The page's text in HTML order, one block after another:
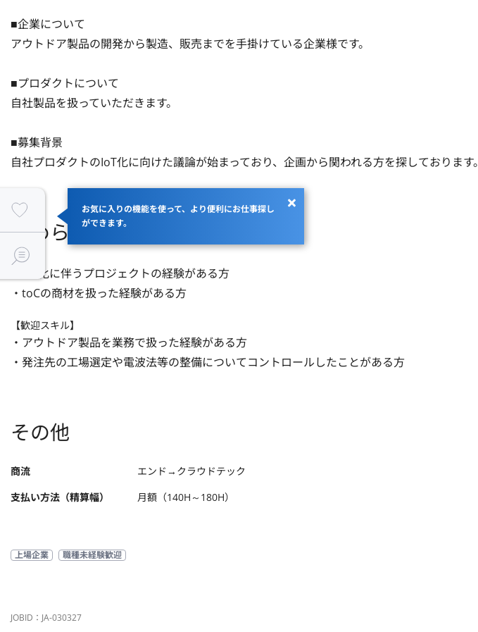
お気に入りの機能を使って、より便利にお仕事探し
ができます。
■企業について
アウトドア製品の開発から製造、販売までを手掛けている企業様です。
■プロダクトについて
自社製品を扱っていただきます。
■募集背景
自社プロダクトのIoT化に向けた議論が始まっており、企画から関われる方を探しております。
求められるスキル
・IoT化に伴うプロジェクトの経験がある方
・toCの商材を扱った経験がある方
【歓迎スキル】
・アウトドア製品を業務で扱った経験がある方
・発注先の工場選定や電波法等の整備についてコントロールしたことがある方
その他
商流
エンド→クラウドテック
支払い方法（精算幅）
月額（140H～180H）
上場企業 職種未経験歓迎
JOBID：JA-030327